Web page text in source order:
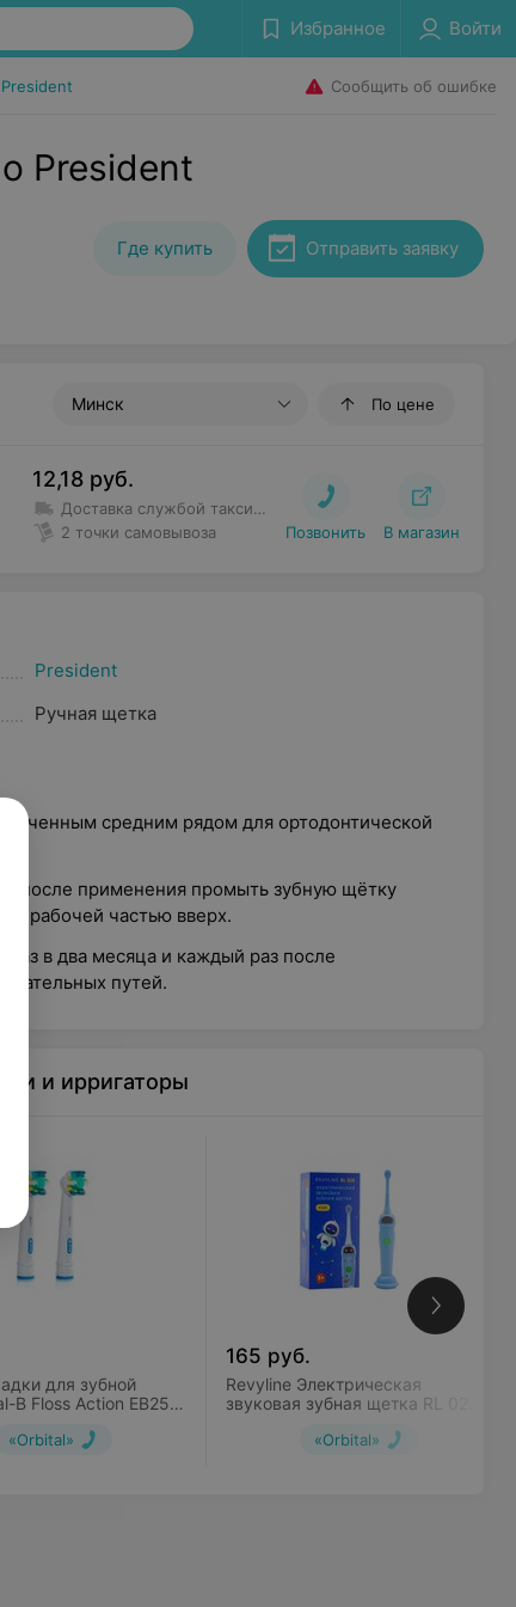
Избранное Войти
President Сообщить об ошибке
President
Где купить Отправить заявку
Минск По цене
12,18 руб.
Доставка службой такси Доставка осуществляется
2 точки самовывоза
Позвонить В магазин
President
Ручная щетка
средним рядом для ортодонтической
после применения промыть зубную щётку
рабочей частью вверх.
в два месяца и каждый раз после
путей.
и ирригаторы
для зубной
B Floss Action EB25
«Orbital»
165 руб.
Revyline Электрическая
звуковая зубная щетка RL 020
«Orbital»